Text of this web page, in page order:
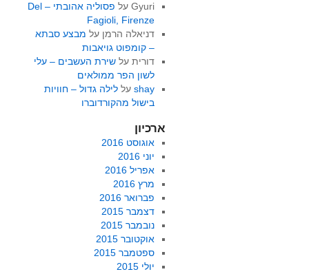
Gyuriעל
פסוליה אהובתי – Del
Fagioli, Firenze
דניאלה הרמן על מבצע סבתא
– קומפוט גויאבות
דוריתעל שירת העשבים – עלי
לשון הפר ממולאים
shayעל לילה גדול – חוויות
בישול מהקורדוברו
ארכיון
אוגוסט 2016
יוני 2016
אפריל 2016
מרץ 2016
פברואר 2016
דצמבר 2015
נובמבר 2015
אוקטובר 2015
ספטמבר 2015
יולי 2015